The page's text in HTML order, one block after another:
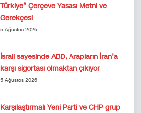
Türkiye” Çerçeve Yasası Metni ve
Gerekçesi
5 Ağustos 2026
İsrail sayesinde ABD, Arapların İran’a
karşı sigortası olmaktan çıkıyor
5 Ağustos 2026
Karşılaştırmalı Yeni Parti ve CHP grup